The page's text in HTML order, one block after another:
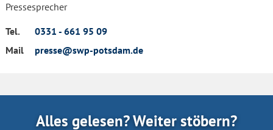
Pressesprecher
Tel.
0331 - 661 95 09
Mail
presse@swp-potsdam.de
Alles gelesen? Weiter stöbern?